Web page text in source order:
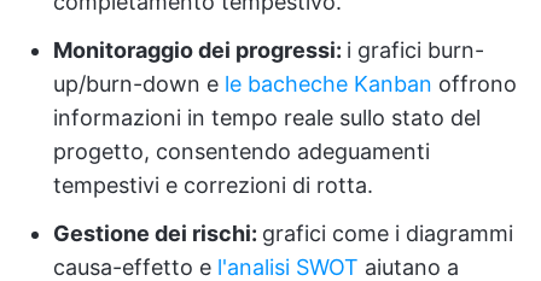
Monitoraggio dei progressi: i grafici burn-
up/burn-down e le bacheche Kanban offrono
informazioni in tempo reale sullo stato del
progetto, consentendo adeguamenti
tempestivi e correzioni di rotta.
Gestione dei rischi: grafici come i diagrammi
causa-effetto e l'analisi SWOT aiutano a